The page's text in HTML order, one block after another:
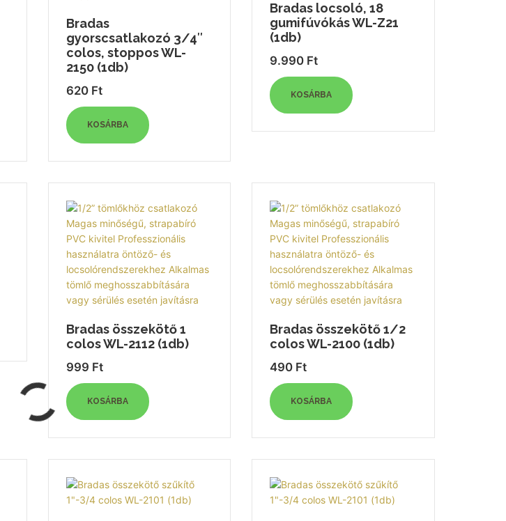
Bradas
gyorscsatlakozó 3/4″
colos, stoppos WL-
2150 (1db)
620 Ft
KOSÁRBA
Bradas locsoló, 18
gumifúvókás WL-Z21
(1db)
9.990 Ft
KOSÁRBA
Bradas összekötő 1
colos WL-2112 (1db)
999 Ft
KOSÁRBA
Bradas összekötő 1/2
colos WL-2100 (1db)
490 Ft
KOSÁRBA